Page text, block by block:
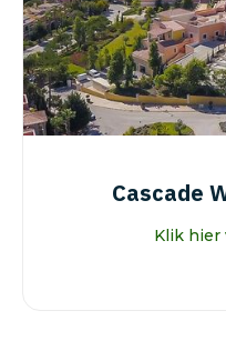
Cascade
Klik hier